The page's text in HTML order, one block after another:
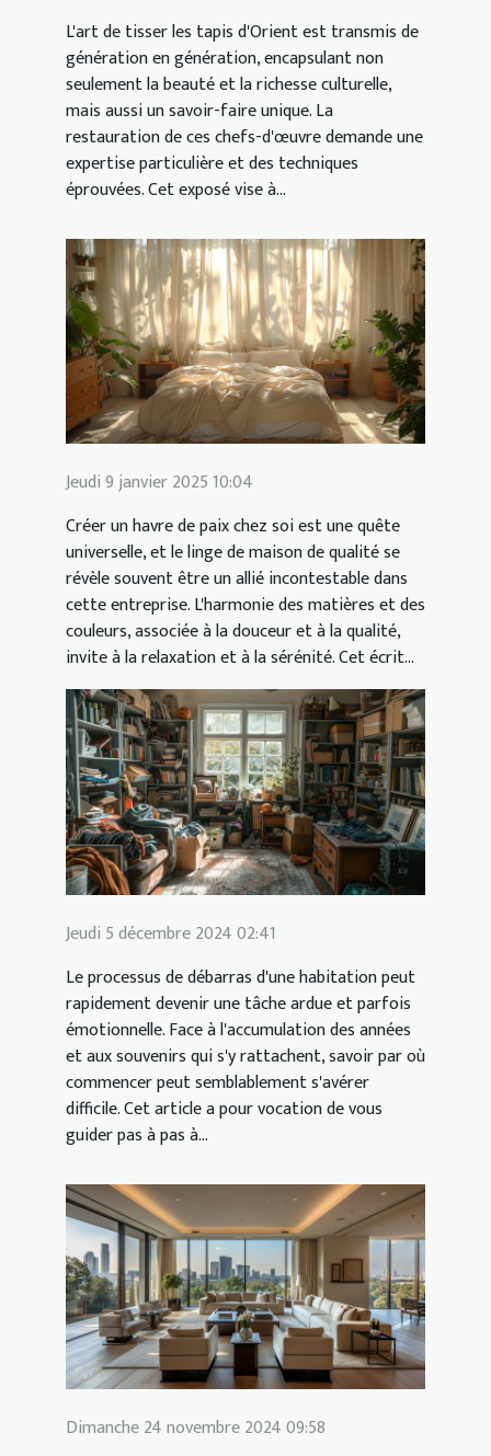
L'art de tisser les tapis d'Orient est transmis de
génération en génération, encapsulant non
seulement la beauté et la richesse culturelle,
mais aussi un savoir-faire unique. La
restauration de ces chefs-d'œuvre demande une
expertise particulière et des techniques
éprouvées. Cet exposé vise à...
Jeudi 9 janvier 2025 10:04
Créer un havre de paix chez soi est une quête
universelle, et le linge de maison de qualité se
révèle souvent être un allié incontestable dans
cette entreprise. L'harmonie des matières et des
couleurs, associée à la douceur et à la qualité,
invite à la relaxation et à la sérénité. Cet écrit...
Jeudi 5 décembre 2024 02:41
Le processus de débarras d'une habitation peut
rapidement devenir une tâche ardue et parfois
émotionnelle. Face à l'accumulation des années
et aux souvenirs qui s'y rattachent, savoir par où
commencer peut semblablement s'avérer
difficile. Cet article a pour vocation de vous
guider pas à pas à...
Dimanche 24 novembre 2024 09:58